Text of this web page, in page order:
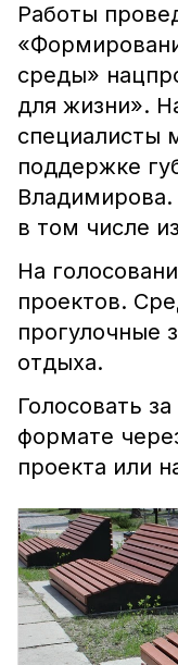
Работы
среды»
для жизни».
специалисты
поддержке
в том числе
На
проектов.
прогулочные
отдыха.
Голосовать
формате
проекта или